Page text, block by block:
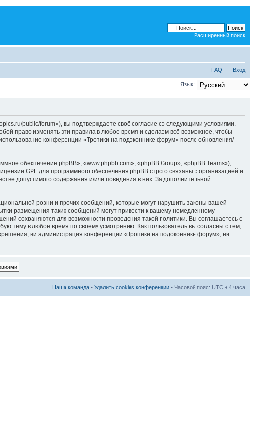
Расширенный поиск
FAQ Вход
Язык:
public/forum»), вы подтверждаете своё согласие со следующими условиями.
право изменять эти правила в любое время и сделаем всё возможное, чтобы
конференции «Тропики на подоконнике форум» после обновления/
обеспечение phpBB», «www.phpbb.com», «phpBB Group», «phpBB Teams»),
GPL для программного обеспечения phpBB строго связаны с организацией и
допустимого содержания и/или поведения в них. За дополнительной
розни и прочих сообщений, которые могут нарушить законы вашей
размещения таких сообщений могут привести к вашему немедленному
сохраняются для возможности проведения такой политики. Вы соглашаетесь с
тему в любое время по своему усмотрению. Как пользователь вы согласны с тем,
ни администрация конференции «Тропики на подоконнике форум», ни
Наша команда • Удалить cookies конференции • Часовой пояс: UTC + 4 часа